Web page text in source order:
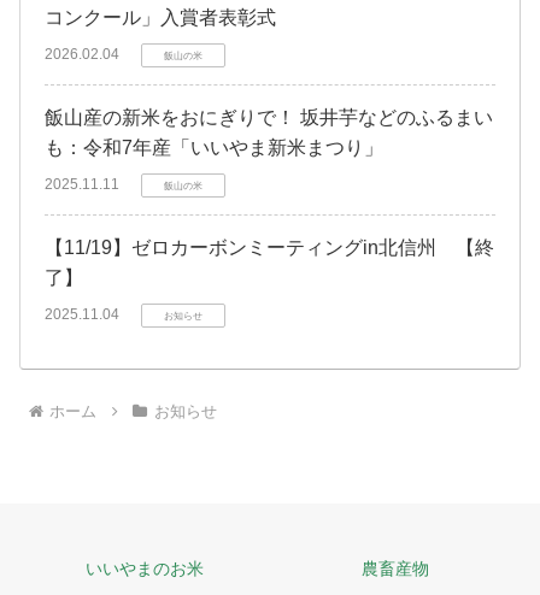
コンクール」入賞者表彰式
2026.02.04 飯山の米
飯山産の新米をおにぎりで！ 坂井芋などのふるまい
も：令和7年産「いいやま新米まつり」
2025.11.11 飯山の米
【11/19】ゼロカーボンミーティングin北信州 【終
了】
2025.11.04 お知らせ
ホーム お知らせ
いいやまのお米
農畜産物